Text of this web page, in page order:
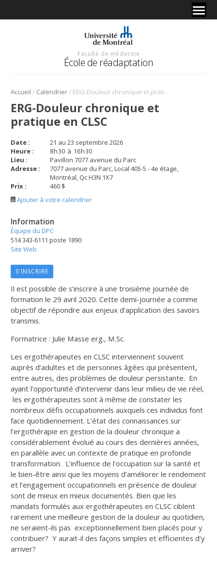
Faculté de médecine
École de réadaptation
Accueil / Calendrier/ ERG-Douleur chronique et pratique en CLSC
ERG-Douleur chronique et
pratique en CLSC
Date :
21 au 23 septembre 2026
Heure :
8h30 à 16h30
Lieu :
Pavillon 7077 avenue du Parc
Adresse :
7077 avenue du Parc, Local 405-5 - 4e étage,
Montréal, Qc H3N 1X7
Prix :
460 $
Ajouter à votre calendrier
Information
Équipe du DPC
514 343-6111 poste 1890
Site Web
S'INSCRIRE
Il est possible de s’inscrire à une troisième journée de
formation le 29 avril 2020. Cette demi-journée a comme
objectif de répondre aux enjeux d’application des savoirs
transmis.
Formatrice : Julie Masse erg., M.Sc.
Les ergothérapeutes en CLSC interviennent souvent
auprès d’adultes et de personnes âgées qui présentent,
entre autres, des problèmes de douleur persistante. En
ayant l’opportunité d’intervenir dans leur milieu de vie réel,
les ergothérapeutes sont à même de constater les
nombreux défis occupationnels auxquels ces individus font
face quotidiennement. L’état des connaissances sur
l’ergothérapie en gestion de la douleur chronique a
considérablement évolué au cours des dernières années,
en parallèle avec un contexte de pratique en profonde
transformation. L’influence de l’occupation sur la santé et
le bien-être ainsi que les moyens d’améliorer le rendement
et l’engagement occupationnels en présence de douleur
sont de mieux en mieux documentés. Bien que les
mandats formulés aux ergothérapeutes en CLSC ciblent
rarement une meilleure gestion de la douleur au quotidien,
ne seraient-ils pas exceptionnellement bien placés pour y
contribuer? Y aurait-il des façons simples et efficientes d’y
arriver?